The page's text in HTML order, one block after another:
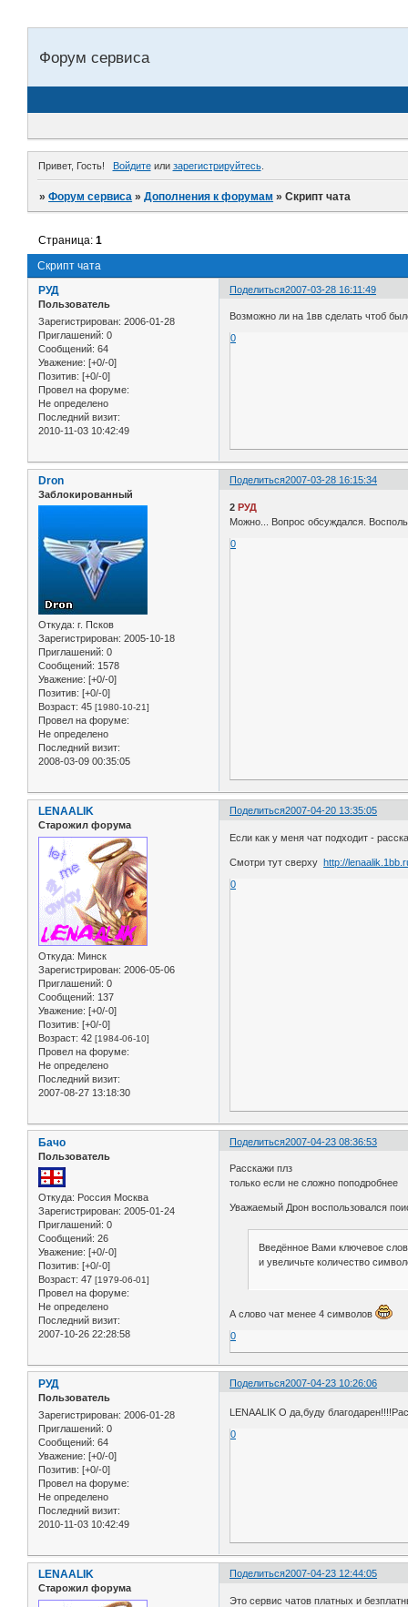
Форум сервиса
Привет, Гость! Войдитеили зарегистрируйтесь.
»Форум сервиса »Дополнения к форумам »Скрипт чата
Скрипт чата
Страница:1
Поделиться2007-03-28 16:11:49
РУД
Пользователь
Зарегистрирован: 2006-01-28
Приглашений: 0
Сообщений: 64
Уважение: [+0/-0]
Позитив: [+0/-0]
Провел на форуме:
Не определено
Последний визит:
2010-11-03 10:42:49
Возможно ли на 1вв сделать чтоб
0
Поделиться2007-03-28 16:15:34
Dron
Заблокированный
Откуда: г. Псков
Зарегистрирован: 2005-10-18
Приглашений: 0
Сообщений: 1578
Уважение: [+0/-0]
Позитив: [+0/-0]
Возраст: 45 [1980-10-21]
Провел на форуме:
Не определено
Последний визит:
2008-03-09 00:35:05
2РУД
Можно... Вопрос обсуждался.
0
Поделиться2007-04-20 13:35:05
LENAALIK
Старожил форума
Откуда: Минск
Зарегистрирован: 2006-05-06
Приглашений: 0
Сообщений: 137
Уважение: [+0/-0]
Позитив: [+0/-0]
Возраст: 42 [1984-06-10]
Провел на форуме:
Не определено
Последний визит:
2007-08-27 13:18:30
Если как у меня чат подходит -
Смотри тут сверхуhttp://
0
Поделиться2007-04-23 08:36:53
Бачо
Пользователь
Откуда: Россия Москва
Зарегистрирован: 2005-01-24
Приглашений: 0
Сообщений: 26
Уважение: [+0/-0]
Позитив: [+0/-0]
Возраст: 47 [1979-06-01]
Провел на форуме:
Не определено
Последний визит:
2007-10-26 22:28:58
Расскажи плз
только если не сложно поподробнее
Уважаемый Дрон воспользовался
Введённое Вами ключевое
и увеличьте количество
А слово чат менее 4 символов
0
Поделиться2007-04-23 10:26:06
РУД
Пользователь
Зарегистрирован: 2006-01-28
Приглашений: 0
Сообщений: 64
Уважение: [+0/-0]
Позитив: [+0/-0]
Провел на форуме:
Не определено
Последний визит:
2010-11-03 10:42:49
LENAALIK О да,буду
0
Поделиться2007-04-23 12:44:05
LENAALIK
Старожил форума
Это сервис чатов платных и